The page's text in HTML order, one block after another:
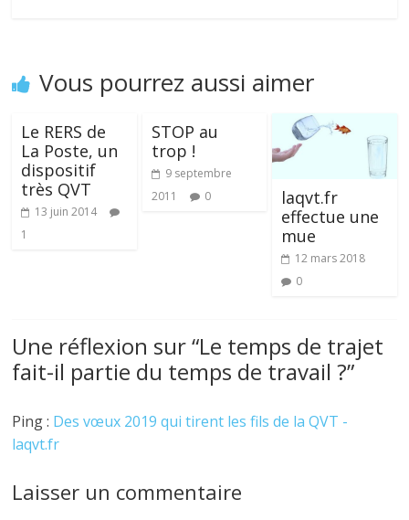
Vous pourrez aussi aimer
Le RERS de
La Poste, un
dispositif
très QVT
13 juin 2014
1
STOP au
trop !
9 septembre
2011
0
laqvt.fr
effectue une
mue
12 mars 2018
0
Une réflexion sur “Le temps de trajet
fait-il partie du temps de travail ?”
Ping : Des vœux 2019 qui tirent les fils de la QVT -
laqvt.fr
Laisser un commentaire